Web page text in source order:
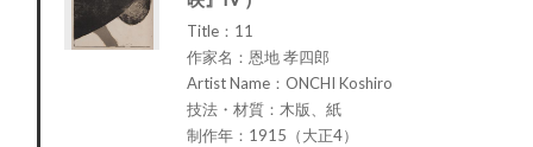
Title：11
作家名：恩地 孝四郎
Artist Name：ONCHI Koshiro
技法・材質：木版、紙
制作年：1915（大正4）